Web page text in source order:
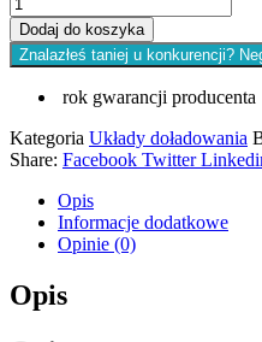
Dodaj do koszyka
Znalazłeś taniej u konkurencji?
rok gwarancji producenta
Kategoria Układy doładowania
Share: Facebook Twitter
Opis
Informacje dodatkowe
Opinie (0)
Opis